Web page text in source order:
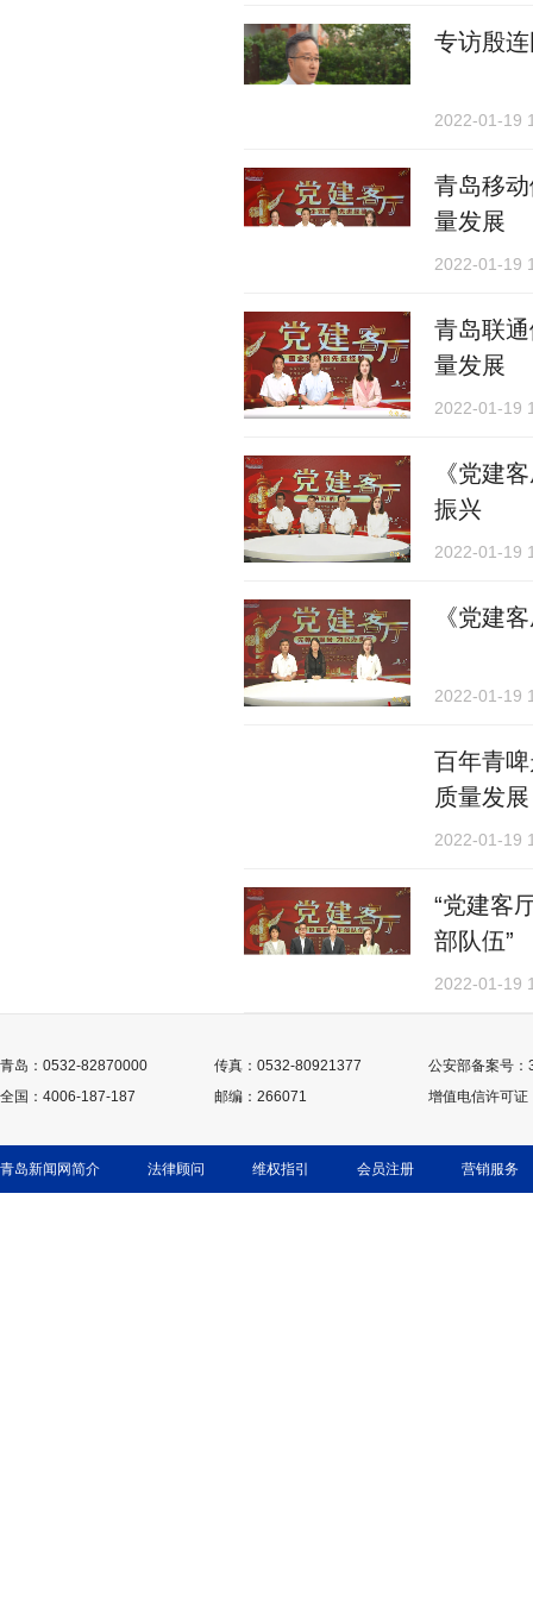
专访殷
2022-01-19
青岛移
量发展
2022-01-19
青岛联
量发展
2022-01-19
《党建
振兴
2022-01-19
2022-01-19
百年青
质量发展
2022-01-19
“党建客厅”系列
部队伍”
2022-01-19
青岛：0532-82870000 传真：0532-80921377
公安部备案号
全国：4006-187-187
邮编：266071 增值电信许可
青岛新闻网简介 法律顾问 维权指引 会员注册 营销服务